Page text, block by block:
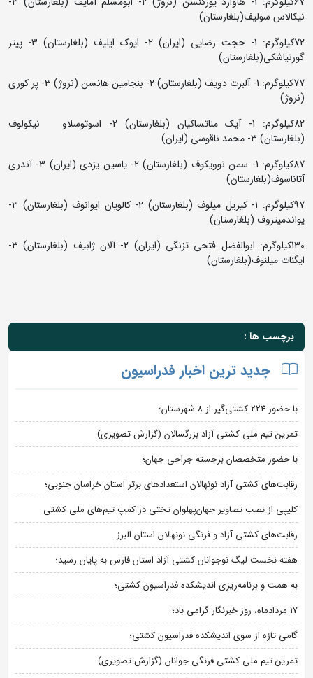
نیکالاس سولیف(بلغارستان)
72کیلوگرم: 1- حجت رضایی (ایران) 2- ایوک ایلیف (بلغارستان) 3- پیتر
گورنیاشکی(بلغارستان)
77کیلوگرم: 1- آلبرت دویف (بلغارستان) 2- بنجامین هانسن (نروژ) 3- پر کوری
(نروژ)
82کیلوگرم: 1- آیک مناتساکیان (بلغارستان) 2- اسوتوسلاو نیکولوف
(بلغارستان) 3- محمد ناقوسی (ایران)
87کیلوگرم: 1- سمن نوویکوف (بلغارستان) 2- یاسین یزدی (ایران) 3- آندری
آتاناسوف(بلغارستان)
97کیلوگرم: 1- کیریل میلوف (بلغارستان) 2- کالویان ایوانوف (بلغارستان) 3-
یواندمیتروف (بلغارستان)
130کیلوگرم: ابوالفضل فتحی تزنگی (ایران) 2- آلان ژابیف (بلغارستان) 3-
ایگنات میلنوف(بلغارستان)
برچسب ها :
جدید ترین اخبار فدراسیون
با حضور ۲۲۴ کشتی‌گیر از ۸ شهرستان؛
تمرین تیم ملی کشتی آزاد بزرگسالان (گزارش تصویری)
با حضور متخصصان برجسته جراحی جهان؛
رقابت‌های کشتی آزاد نونهالان استعدادهای برتر استان خراسان جنوبی؛
کلیپی از نصب تصاویر جهان‌پهلوان تختی در کمپ تیم‌های ملی کشتی
رقابت‌های کشتی آزاد و فرنگی نونهالان استان البرز
هفته نخست لیگ نوجوانان کشتی آزاد استان فارس به پایان رسید؛
به همت و برنامه‌ریزی اندیشکده فدراسیون کشتی؛
۱۷ مردادماه، روز خبرنگار گرامی باد؛
گامی تازه از سوی اندیشکده فدراسیون کشتی؛
تمرین تیم ملی کشتی فرنگی جوانان (گزارش تصویری)